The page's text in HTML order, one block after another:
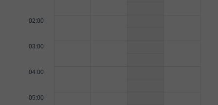
02:00
03:00
04:00
05:00